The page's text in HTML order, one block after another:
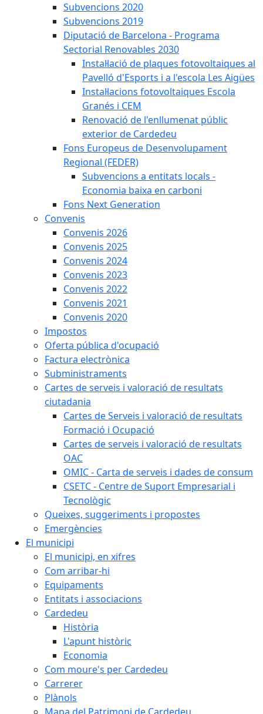
Subvencions 2020
Subvencions 2019
Diputació de Barcelona - Programa
Sectorial Renovables 2030
Instal·lació de plaques fotovoltaiques al
Pavelló d'Esports i a l'escola Les Aigües
Instal·lacions fotovoltaiques Escola
Granés i CEM
Renovació de l'enllumenat públic
exterior de Cardedeu
Fons Europeus de Desenvolupament
Regional (FEDER)
Subvencions a entitats locals -
Economia baixa en carboni
Fons Next Generation
Convenis
Convenis 2026
Convenis 2025
Convenis 2024
Convenis 2023
Convenis 2022
Convenis 2021
Convenis 2020
Impostos
Oferta pública d'ocupació
Factura electrònica
Subministraments
Cartes de serveis i valoració de resultats
ciutadania
Cartes de Serveis i valoració de resultats
Formació i Ocupació
Cartes de serveis i valoració de resultats
OAC
OMIC - Carta de serveis i dades de consum
CSETC - Centre de Suport Empresarial i
Tecnològic
Queixes, suggeriments i propostes
Emergències
El municipi
El municipi, en xifres
Com arribar-hi
Equipaments
Entitats i associacions
Cardedeu
Història
L'apunt històric
Economia
Com moure's per Cardedeu
Carrerer
Plànols